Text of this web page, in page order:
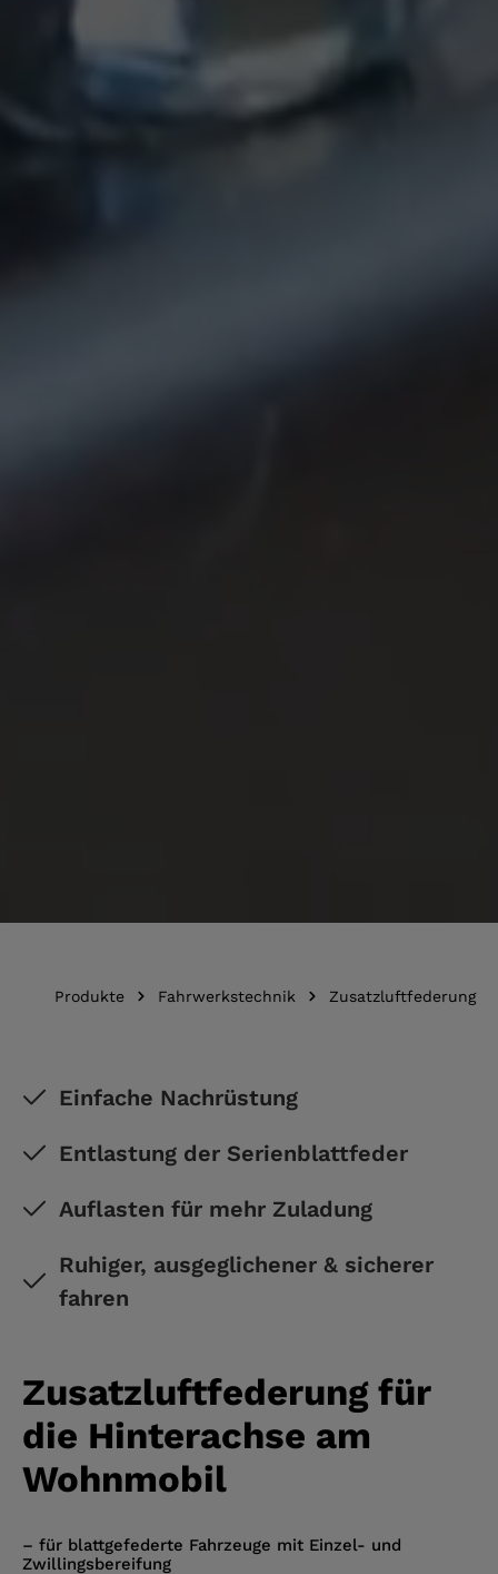
Produkte Fahrwerkstechnik Zusatzluftfederung
Einfache Nachrüstung
Entlastung der Serienblattfeder
Auflasten für mehr Zuladung
Ruhiger, ausgeglichener & sicherer
fahren
Zusatzluftfederung für
die Hinterachse am
Wohnmobil
– für blattgefederte Fahrzeuge mit Einzel- und
Zwillingsbereifung